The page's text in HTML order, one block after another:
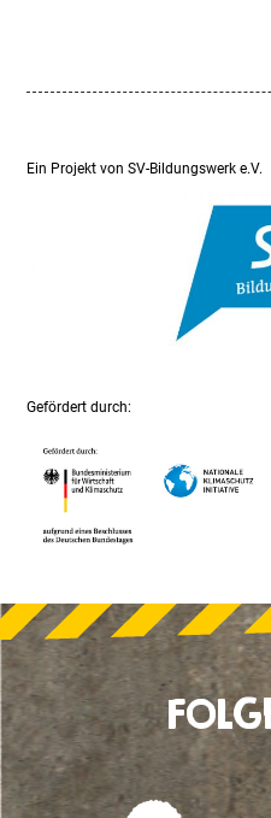
Ein Projekt von SV-Bildungswerk e.V.
Gefördert durch: